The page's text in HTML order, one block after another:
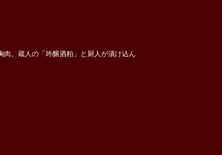
。蔵人の「吟醸酒粕」と厨人が漬け込ん